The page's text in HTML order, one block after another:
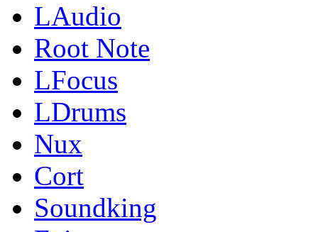
LAudio
Root Note
LFocus
LDrums
Nux
Cort
Soundking